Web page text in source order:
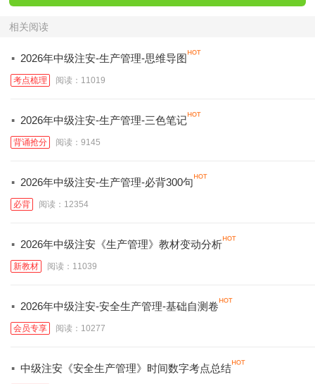
相关阅读
· 2026年中级注安-生产管理-思维导图
考点梳理 阅读：11019
· 2026年中级注安-生产管理-三色笔记
背诵抢分 阅读：9145
· 2026年中级注安-生产管理-必背300句
必背 阅读：12354
· 2026年中级注安《生产管理》教材变动分析
新教材 阅读：11039
· 2026年中级注安-安全生产管理-基础自测卷
会员专享 阅读：10277
· 中级注安《安全生产管理》时间数字考点总结